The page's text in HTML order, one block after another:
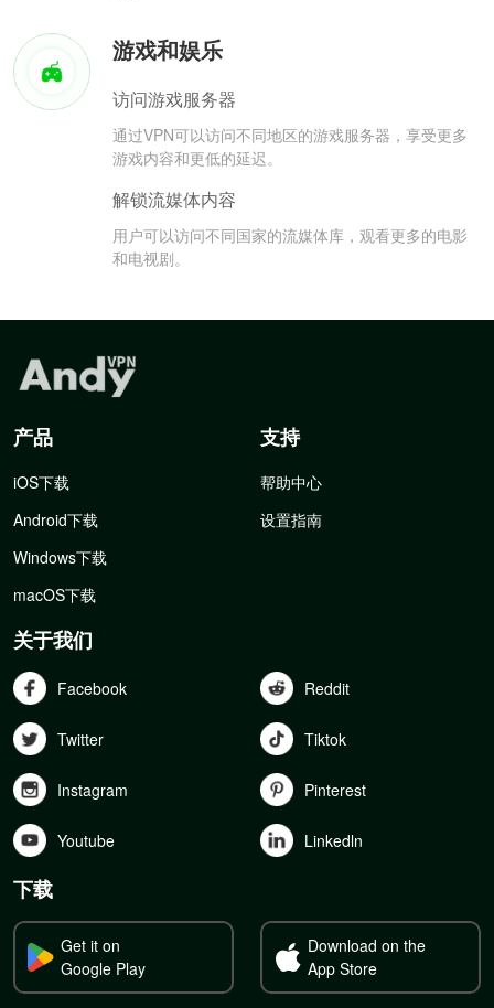
游戏和娱乐
访问游戏服务器
通过VPN可以访问不同地区的游戏服务器，享受更多
游戏内容和更低的延迟。
解锁流媒体内容
用户可以访问不同国家的流媒体库，观看更多的电影
和电视剧。
产品
iOS下载
Android下载
Windows下载
macOS下载
支持
帮助中心
设置指南
关于我们
Facebook Reddit
Twitter Tiktok
Instagram Pinterest
Youtube Linkedln
下载
Get it on
Google Play
Download on the
App Store